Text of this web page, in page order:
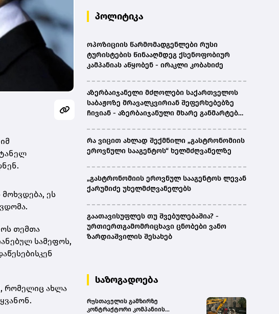
მოხვდება, ეს
თემთა
სამეფოს,
რომელიც ახლა
პოლიტიკა
ოპოზიციის წარმომადგენლები რუსი
ტურისტების წინააღმდეგ ქსენოფობიურ
კამპანიას აწყობენ - ირაკლი კობახიძე
აზერბაიჯანელი მძღოლები საქართველოს
საბაჟოზე მრავალკვირიან შეფერხებებზე
ჩივიან - აზერბაიჯანული მხარე განმარტებას
რა ვიცით ახლად შექმნილი „გასტრონომიის
ეროვნული სააგენტოს“ ხელმძღვანელზე
„გასტრონომიის ეროვნულ სააგენტოს ლევან
ქარუმიძე უხელმძღვანელებს
გაათავისუფლეს თუ შვებულებაშია? -
ურთიერთგამომრიცხავი ცნობები ვანო
ზარდიაშვილის შესახებ
საზოგადოება
რუსთაველის გამზირზე
კონტრაქტორი კომპანიის